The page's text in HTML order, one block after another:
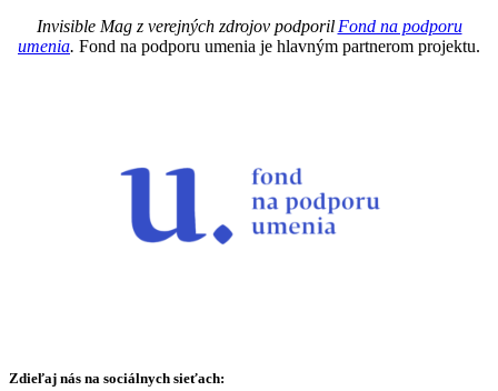
Invisible Mag z verejných zdrojov podporil Fond na podporu
umenia. Fond na podporu umenia je hlavným partnerom projektu.
Zdieľaj nás na sociálnych sieťach: